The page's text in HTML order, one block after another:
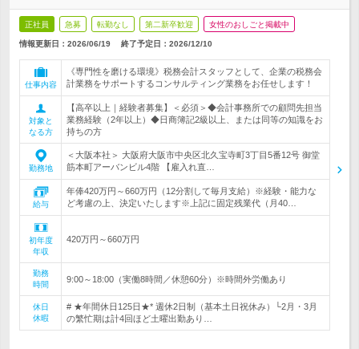
正社員 急募 転勤なし 第二新卒歓迎 女性のおしごと掲載中
情報更新日：2026/06/19 終了予定日： 2026/12/10
仕事内容
《専門性を磨ける環境》税務会計スタッフとして、企業の税務会
計業務をサポートするコンサルティング業務をお任せします！
対象と
なる方
【高卒以上｜経験者募集】＜必須＞◆会計事務所での顧問先担当
業務経験（2年以上）◆日商簿記2級以上、または同等の知識をお
持ちの方
勤務地
＜大阪本社＞ 大阪府大阪市中央区北久宝寺町3丁目5番12号 御堂
筋本町アーバンビル4階 【雇入れ直…
給与
年俸420万円～660万円（12分割して毎月支給）※経験・能力な
ど考慮の上、決定いたします※上記に固定残業代（月40…
初年度
年収
420万円～660万円
勤務
時間
9:00～18:00（実働8時間／休憩60分）※時間外労働あり
休日
休暇
# ★年間休日125日★* 週休2日制（基本土日祝休み）└2月・3月
の繁忙期は計4回ほど土曜出勤あり…